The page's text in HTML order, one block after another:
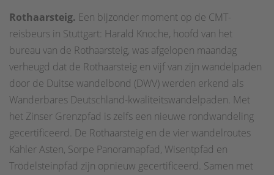
Rothaarsteig. Een bijzonder moment op de CMT-
reisbeurs in Stuttgart: Harald Knoche, hoofd van het
bureau van de Rothaarsteig, was afgelopen maandag
verheugd dat de Rothaarsteig en vijf van zijn wandelpaden
door de Duitse wandelbond (DWV) werden erkend als
Wanderbares Deutschland-kwaliteitswandelpaden. Met
het Zinser Grenzpfad is zelfs een nieuwe rondwandeling
gecertificeerd. De Rothaarsteig en de vier wandelroutes
Kahler Asten, Sorpe Panoramapfad, Wisentpfad en
Trödelsteinpfad zijn opnieuw gecertificeerd. Samen met